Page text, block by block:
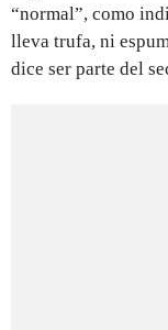
“normal”, como
lleva trufa, ni
dice ser parte del